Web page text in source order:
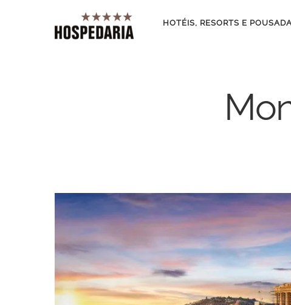
HOTÉIS, RESORTS E